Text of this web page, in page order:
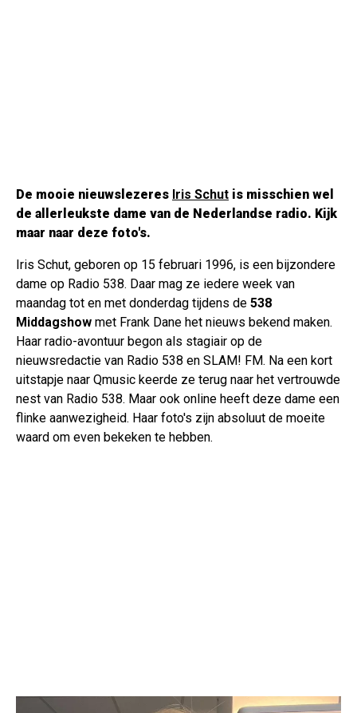
De mooie nieuwslezeres Iris Schut is misschien wel
de allerleukste dame van de Nederlandse radio. Kijk
maar naar deze foto's.
Iris Schut, geboren op 15 februari 1996, is een bijzondere
dame op Radio 538. Daar mag ze iedere week van
maandag tot en met donderdag tijdens de 538
Middagshow met Frank Dane het nieuws bekend maken.
Haar radio-avontuur begon als stagiair op de
nieuwsredactie van Radio 538 en SLAM! FM. Na een kort
uitstapje naar Qmusic keerde ze terug naar het vertrouwde
nest van Radio 538. Maar ook online heeft deze dame een
flinke aanwezigheid. Haar foto's zijn absoluut de moeite
waard om even bekeken te hebben.